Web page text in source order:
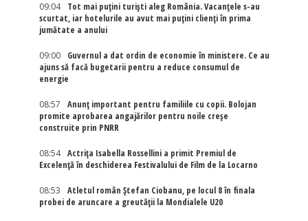
09:04
Tot mai puțini turiști aleg România. Vacanțele s-au
scurtat, iar hotelurile au avut mai puțini clienți în prima
jumătate a anului
09:00
Guvernul a dat ordin de economie în ministere. Ce au
ajuns să facă bugetarii pentru a reduce consumul de
energie
08:57
Anunț important pentru familiile cu copii. Bolojan
promite aprobarea angajărilor pentru noile creșe
construite prin PNRR
08:54
Actriţa Isabella Rossellini a primit Premiul de
Excelenţă în deschiderea Festivalului de Film de la Locarno
08:53
Atletul român Ștefan Ciobanu, pe locul 8 în finala
probei de aruncare a greutății la Mondialele U20